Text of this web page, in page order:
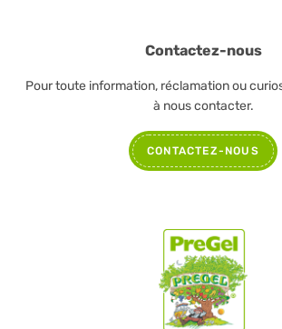
Contactez-nous
Pour toute information, réclamation ou
à nous contacter.
CONTACTEZ-NOUS